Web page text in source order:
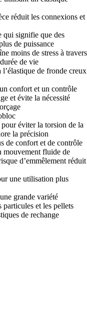
réduit les connexions et
qui signifie que des
de puissance
moins de stress à travers
de vie
de fronde creux
confort et un contrôle
et évite la nécessité
éviter la torsion de la
la précision
de confort et de contrôle
mouvement fluide de
d’emmêlement réduit
une utilisation plus
grande variété
particules et les pellets
de rechange